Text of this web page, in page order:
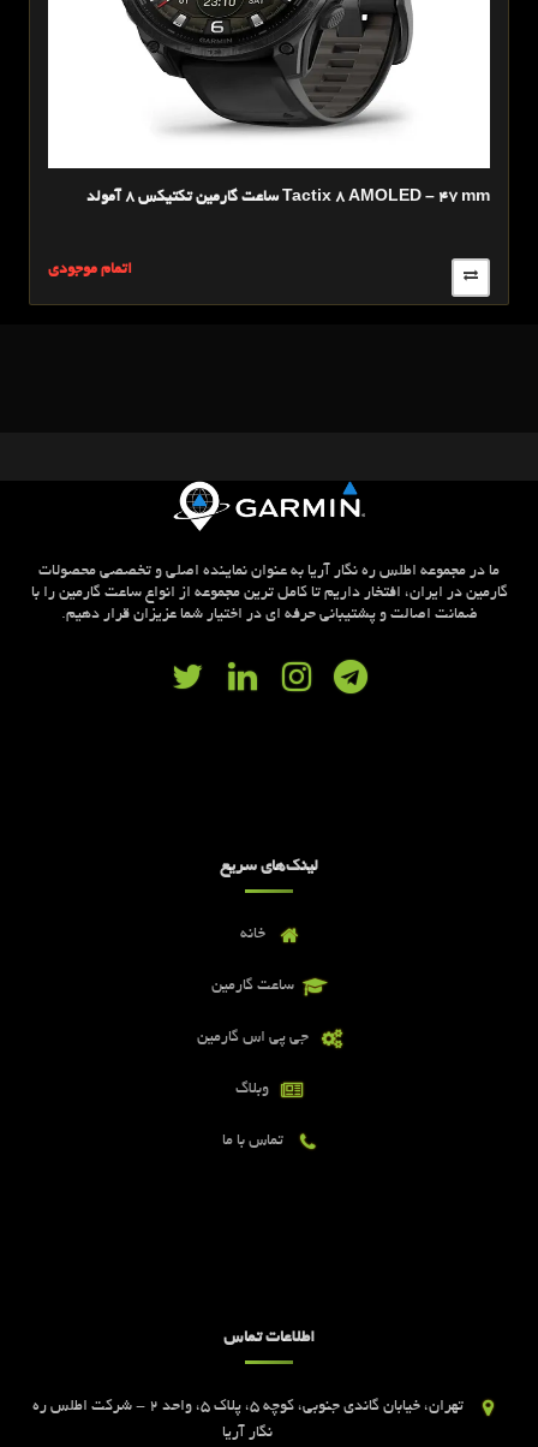
ساعت گارمين تکتیکس 8 آمولد Tactix 8 AMOLED – 47 mm
اتمام موجودی
ما در مجموعه اطلس ره نگار آریا به عنوان نماینده اصلی و تخصصی محصولات
گارمین در ایران، افتخار داریم تا کامل ترین مجموعه از انواع ساعت گارمین را با
ضمانت اصالت و پشتیبانی حرفه ای در اختیار شما عزیزان قرار دهیم.
لینک‌های سریع
خانه
ساعت گارمین
جی پی اس گارمین
وبلاگ
تماس با ما
اطلاعات تماس
تهران، خیابان گاندی جنوبی، کوچه 5، پلاک 5، واحد 2 - شرکت اطلس ره
نگار آریا